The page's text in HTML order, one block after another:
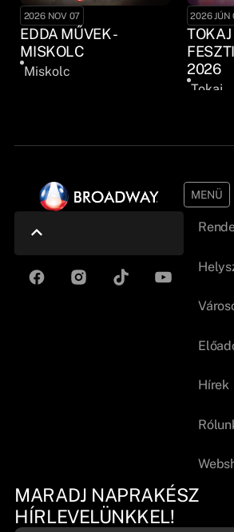
2026 NOV 07
EDDA MŰVEK -
MISKOLC
Miskolc
2026 JÚN
TOKAJ
2026
Tokaj
MENÜ
Hírek
MARADJ NAPRAKÉSZ
HÍRLEVELÜNKKEL!